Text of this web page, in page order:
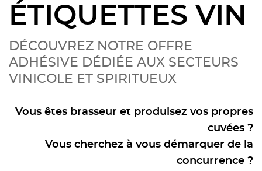
ÉTIQUETTES VIN
DÉCOUVREZ NOTRE OFFRE
ADHÉSIVE DÉDIÉE AUX SECTEURS
VINICOLE ET SPIRITUEUX
Vous êtes brasseur et produisez vos propres
cuvées ?
Vous cherchez à vous démarquer de la
concurrence ?